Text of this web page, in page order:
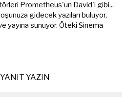
Prometheus'un David'i gibi...
gidecek yazıları buluyor,
yayına sunuyor. Öteki Sinema
YAZIN